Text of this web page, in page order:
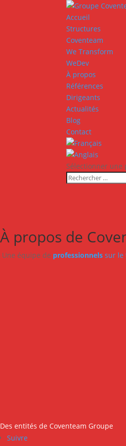
Accueil
Structures
Coventeam
We Transform
WeDev
À propos
Références
Dirigeants
Actualités
Blog
Contact
Sélectionner une
À propos de
Une équipe de professionnels sur le
Des entités de Coventeam Groupe
Suivre